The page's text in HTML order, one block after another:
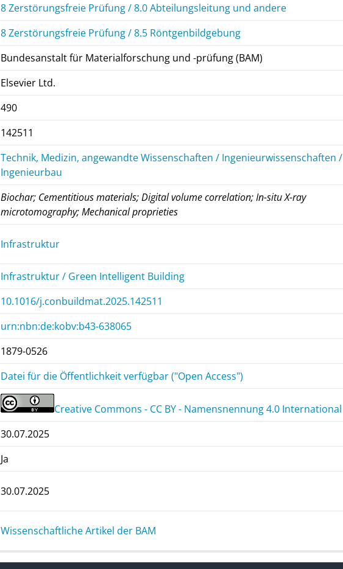
8 Zerstörungsfreie Prüfung / 8.0 Abteilungsleitung und andere
8 Zerstörungsfreie Prüfung / 8.5 Röntgenbildgebung
Bundesanstalt für Materialforschung und -prüfung (BAM)
Elsevier Ltd.
490
142511
Technik, Medizin, angewandte Wissenschaften / Ingenieurwissenschaften /
Ingenieurbau
Biochar; Cementitious materials; Digital volume correlation; In-situ X-ray
microtomography; Mechanical proprieties
Infrastruktur
Infrastruktur / Green Intelligent Building
10.1016/j.conbuildmat.2025.142511
urn:nbn:de:kobv:b43-638065
1879-0526
Datei für die Öffentlichkeit verfügbar ("Open Access")
Creative Commons - CC BY - Namensnennung 4.0 International
30.07.2025
Ja
30.07.2025
Wissenschaftliche Artikel der BAM